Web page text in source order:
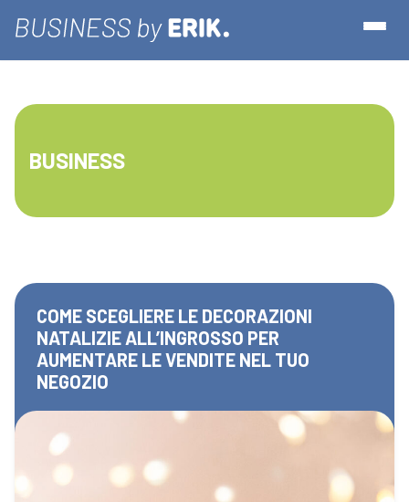
BUSINESS
COME SCEGLIERE LE DECORAZIONI
NATALIZIE ALL’INGROSSO PER
AUMENTARE LE VENDITE NEL TUO
NEGOZIO